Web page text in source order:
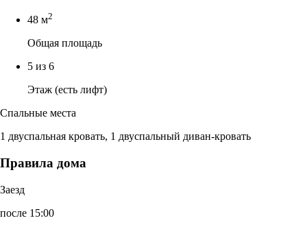
48 м2
Общая площадь
5 из 6
Этаж (есть лифт)
Спальные места
1 двуспальная кровать, 1 двуспальный диван-кровать
Правила дома
Заезд
после 15:00